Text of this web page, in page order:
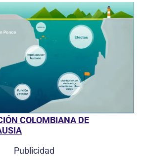
COLOMBIANA DE
Publicidad